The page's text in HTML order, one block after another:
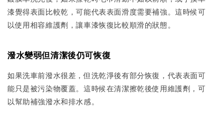
漆覺得表面比較乾，可能代表表面滑度需要補強。這時候可
以使用相容維護劑，讓車漆恢復比較順滑的狀態。
潑水變弱但清潔後仍可恢復
如果洗車前潑水很差，但洗乾淨後有部分恢復，代表表面可
能只是被污染物覆蓋。這時候在清潔擦乾後使用維護劑，可
以幫助補強潑水和排水感。